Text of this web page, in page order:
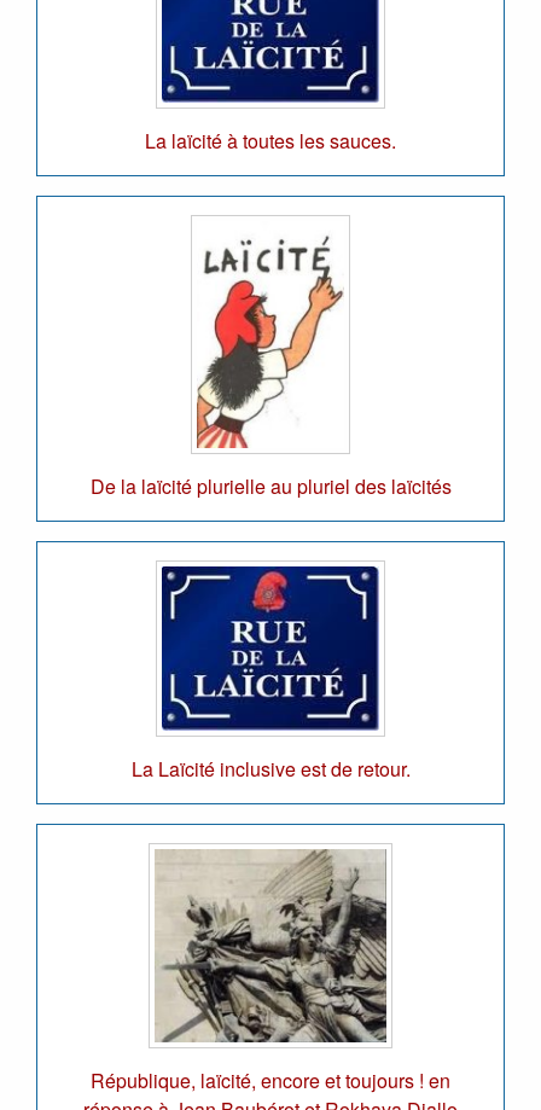
La laïcité à toutes les sauces.
De la laïcité plurielle au pluriel des laïcités
La Laïcité inclusive est de retour.
République, laïcité, encore et toujours ! en